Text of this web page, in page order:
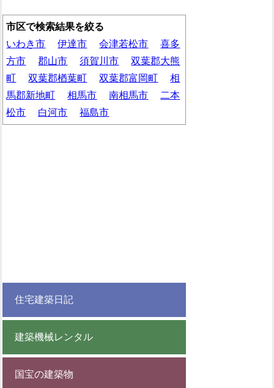
市区で検索結果を絞る
いわき市
伊達市 会津若松市
喜多
方市
郡山市 須賀川市
双葉郡大熊
町
双葉郡楢葉町 双葉郡富岡町
相
馬郡新地町
相馬市 南相馬市
二本
松市
白河市 福島市
住宅建築日記
建築機械レンタル
国宝の建築物